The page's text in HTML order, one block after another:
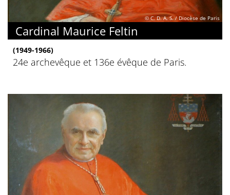
© C. D. A. S. / Diocèse de Paris
Cardinal Maurice Feltin
(1949-1966)
24e archevêque et 136e évêque de Paris.